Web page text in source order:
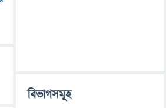
বিভাগসমূহ